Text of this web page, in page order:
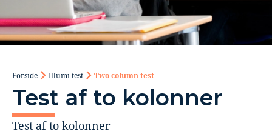
Forside Illumi test Two column test
Test af to kolonner
Test af to kolonner